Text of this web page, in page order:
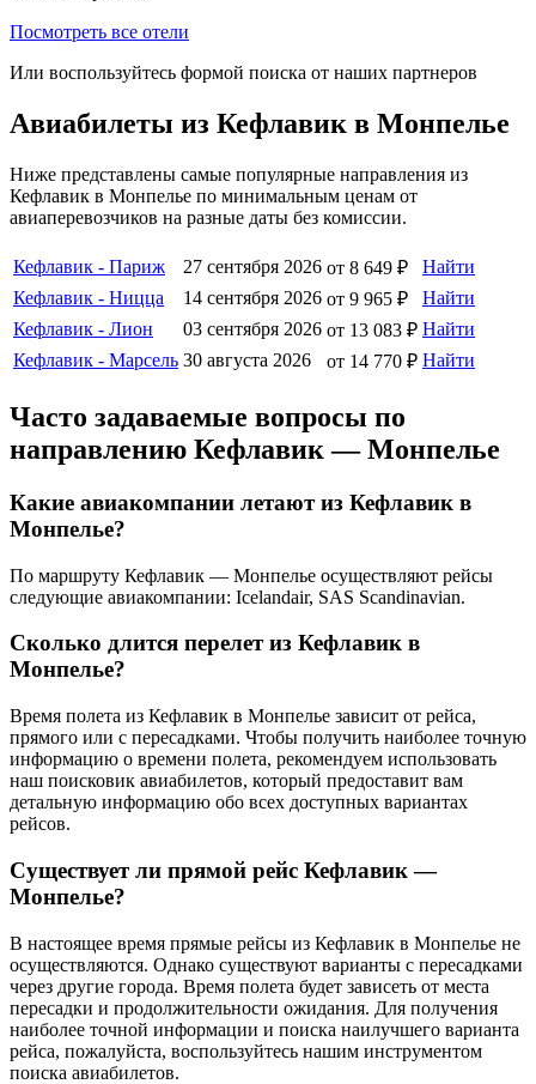
Посмотреть все отели
Или воспользуйтесь формой поиска от наших партнеров
Авиабилеты из Кефлавик в Монпелье
Ниже представлены самые популярные направления из
Кефлавик в Монпелье по минимальным ценам от
авиаперевозчиков на разные даты без комиссии.
Кефлавик - Париж 27 сентября 2026 от 8 649 ₽
Найти
Кефлавик - Ницца
14 сентября 2026 от 9 965 ₽
Найти
Кефлавик - Лион
03 сентября 2026 от 13 083 ₽ Найти
Кефлавик - Марсель 30 августа 2026 от 14 770 ₽ Найти
Часто задаваемые вопросы по
направлению Кефлавик — Монпелье
Какие авиакомпании летают из Кефлавик в
Монпелье?
По маршруту Кефлавик — Монпелье осуществляют рейсы
следующие авиакомпании: Icelandair, SAS Scandinavian.
Сколько длится перелет из Кефлавик в
Монпелье?
Время полета из Кефлавик в Монпелье зависит от рейса,
прямого или с пересадками. Чтобы получить наиболее точную
информацию о времени полета, рекомендуем использовать
наш поисковик авиабилетов, который предоставит вам
детальную информацию обо всех доступных вариантах
рейсов.
Существует ли прямой рейс Кефлавик —
Монпелье?
В настоящее время прямые рейсы из Кефлавик в Монпелье не
осуществляются. Однако существуют варианты с пересадками
через другие города. Время полета будет зависеть от места
пересадки и продолжительности ожидания. Для получения
наиболее точной информации и поиска наилучшего варианта
рейса, пожалуйста, воспользуйтесь нашим инструментом
поиска авиабилетов.